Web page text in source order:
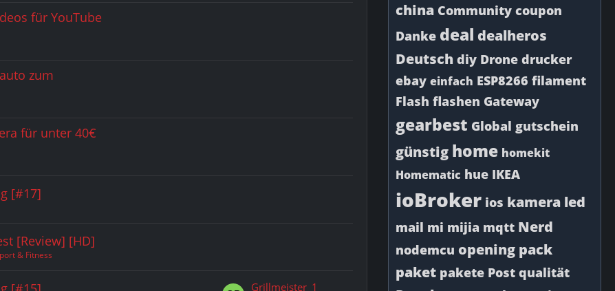
für YouTube
zum
für unter 40€
[#17]
[Review] [HD]
& Fitness
Grillmeister_1
china Community coupon
Danke deal dealheros
Deutsch diy Drone drucker
ebay einfach ESP8266 filament
Flash flashen Gateway
gearbest Global gutschein
günstig home homekit
Homematic hue IKEA
ioBroker ios kamera led
mail mi mijia mqtt Nerd
nodemcu opening pack
paket pakete Post qualität